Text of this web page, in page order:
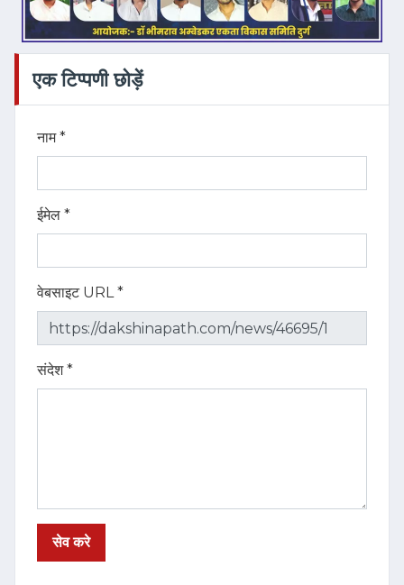
एक टिप्पणी छोड़ें
नाम *
ईमेल *
वेबसाइट URL *
संदेश *